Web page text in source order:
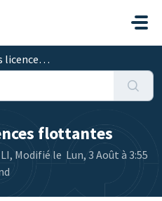
flottantes
flottantes
Modifié le Lun, 3 Août à 3:55